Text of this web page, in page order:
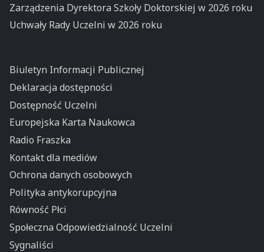
Zarządzenia Dyrektora Szkoły Doktorskiej w 2026 roku
Uchwały Rady Uczelni w 2026 roku
Biuletyn Informacji Publicznej
Deklaracja dostępności
Dostępność Uczelni
Europejska Karta Naukowca
Radio Fraszka
Kontakt dla mediów
Ochrona danych osobowych
Polityka antykorupcyjna
Równość Płci
Społeczna Odpowiedzialność Uczelni
Sygnaliści